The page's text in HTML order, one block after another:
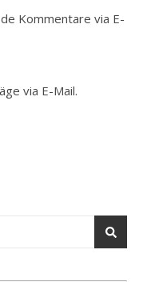
Kommentare via E-
via E-Mail.